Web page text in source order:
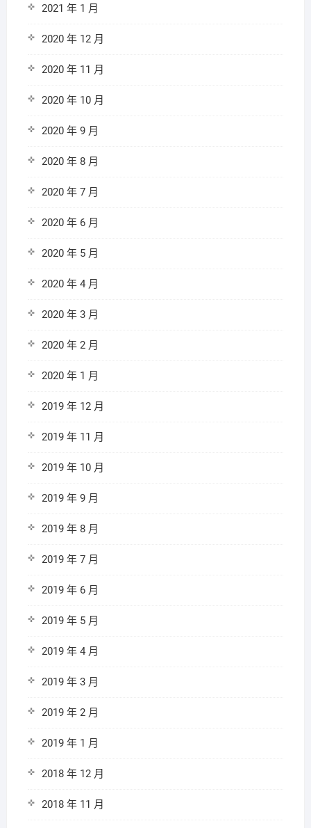
2021 年 1 月
2020 年 12 月
2020 年 11 月
2020 年 10 月
2020 年 9 月
2020 年 8 月
2020 年 7 月
2020 年 6 月
2020 年 5 月
2020 年 4 月
2020 年 3 月
2020 年 2 月
2020 年 1 月
2019 年 12 月
2019 年 11 月
2019 年 10 月
2019 年 9 月
2019 年 8 月
2019 年 7 月
2019 年 6 月
2019 年 5 月
2019 年 4 月
2019 年 3 月
2019 年 2 月
2019 年 1 月
2018 年 12 月
2018 年 11 月